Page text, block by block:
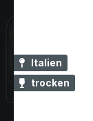
Italien
trocken